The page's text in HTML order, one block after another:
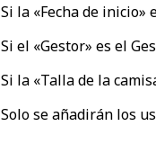
Si la «Fecha de inicio»
Si el «Gestor» es el
Si la «Talla de la
Solo se añadirán los